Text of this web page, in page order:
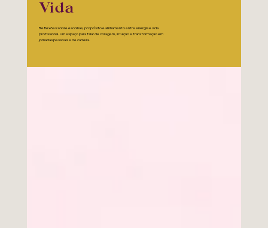
Vida
Reflexões sobre escolhas, propósito e alinhamento entre energia e vida
profissional. Um espaço para falar de coragem, intuição e transformação em
jornadas pessoais e de carreira.